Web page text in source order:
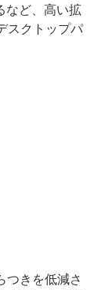
など、高い拡
スクトップパ
きを低減さ